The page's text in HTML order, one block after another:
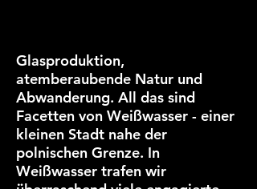
Glasproduktion,
atemberaubende Natur und
Abwanderung. All das sind
Facetten von Weißwasser - einer
kleinen Stadt nahe der
polnischen Grenze. In
Weißwasser trafen wir